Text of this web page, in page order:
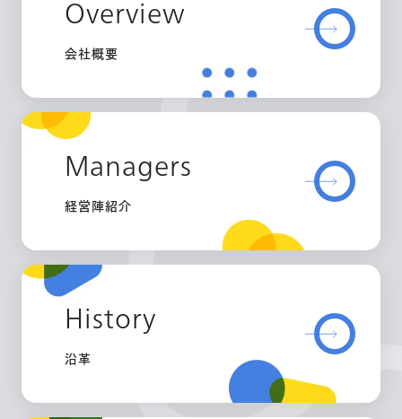
Overview
会社概要
Managers
経営陣紹介
History
沿革